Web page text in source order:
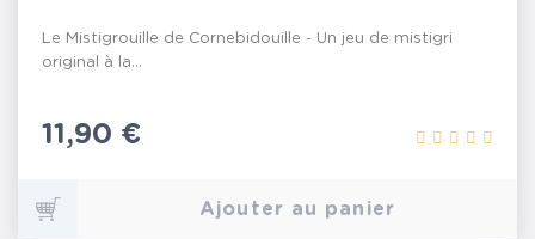
Le Mistigrouille de Cornebidouille - Un jeu de mistigri
original à la...
Prix
11,90 €
Ajouter au panier